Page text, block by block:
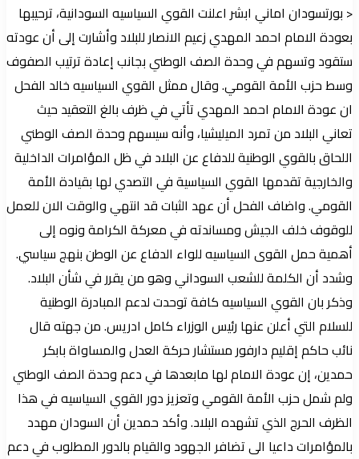
< بورتسودان اماني ابشر اعلنت القوي السياسيه السودانية، ترحيبها
بعودة الامام احمد المهدي زعيم الانصار للبلاد وأشارت إلى أن عودته
ستقود وتسهم في وحدة الصف الوطني بجانب إعادة ترتيب الصفوف
وسط حزب الأمة القومي. وقال ممثل القوي السياسيه خالد الفحل
ان عودة الامام احمد المهدي تأتي في ظرف بالغ التعقيد حيث
تعاني البلاد من تمرد الميليشيا، وأنه سيسهم وحدة الصف الوطني
اللحاق بالقوي الوطنية للدفاع عن البلاد في ظل المؤامرات الداخلية
والخارجية تقدمها القوي السياسية في التصدي لها بقيادة الأمة
القومي. واضاف الفحل أن عهد الثبات قد انتهي والوقت الان للعمل
للوقوف خلف الجيش ومساندته في معركة الكرامة ونوه إلى
أهمية حمل القوى السياسيه للواء الدفاع عن الوطن بنهج سياسي.
وشدد أن الكلمة للشعب السوداني وهو من يقرر في شأن البلاد.
وذكر بان القوي السياسيه كافة توحدت لدعم المبادرة الوطنية
للسلام التي أعلن عنها رئيس الوزراء كامل ادريس. من جهته قال
نائب حاكم إقليم دارفور مستشار حركة العدل والمساواة بابكر
حمدين، إن عودة الامام لها مابعدها في دعم وحدة الصف الوطني
ولم شمل حزب الأمة القومي وتعزيز دور القوي السياسيه في هذا
الظرف الحرج الذي تشهده البلاد. وأكد حمدين أن السودان مهدد
بالمؤامرات داعيا الى تضافر الجهود والقيام بالدور المطلوب في دعم